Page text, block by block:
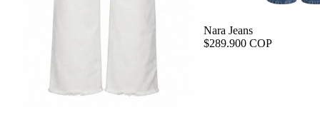
Nara Jeans
$289.900 COP